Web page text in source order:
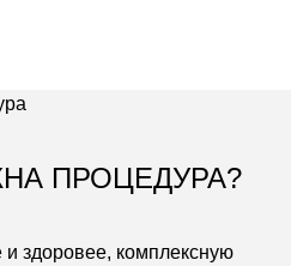
ПРОЦЕДУРА?
здоровее, комплексную